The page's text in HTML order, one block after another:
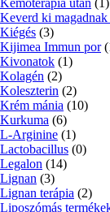
Kemoterápia után (1)
Keverd ki
Kiégés (3)
Kijimea Immun por
Kivonatok (1)
Kolagén (2)
Koleszterin (2)
Krém mánia (10)
Kurkuma (6)
L-Arginine (1)
Lactobacillus (0)
Legalon (14)
Lignan (3)
Lignan terápia (2)
Liposzómás